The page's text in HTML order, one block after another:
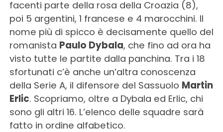
facenti parte della rosa della Croazia (8),
poi 5 argentini, 1 francese e 4 marocchini. Il
nome più di spicco è decisamente quello del
romanista Paulo Dybala, che fino ad ora ha
visto tutte le partite dalla panchina. Tra i 18
sfortunati c’è anche un’altra conoscenza
della Serie A, il difensore del Sassuolo Martin
Erlic. Scopriamo, oltre a Dybala ed Erlic, chi
sono gli altri 16. L’elenco delle squadre sarà
fatto in ordine alfabetico.